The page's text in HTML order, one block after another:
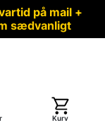
på mail +
sædvanligt
Kurv